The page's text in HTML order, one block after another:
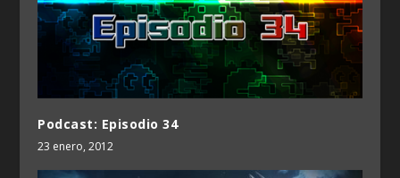
Podcast: Episodio 34
23 enero, 2012